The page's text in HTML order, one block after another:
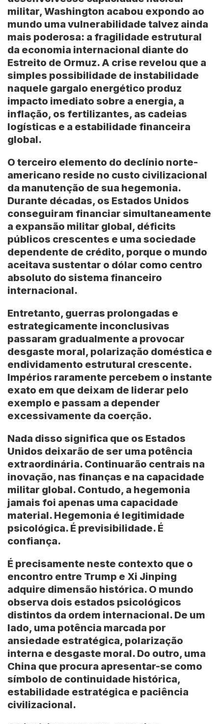
militar, Washington acabou expondo ao
mundo uma vulnerabilidade talvez ainda
mais poderosa: a fragilidade estrutural
da economia internacional diante do
Estreito de Ormuz. A crise revelou que a
simples possibilidade de instabilidade
naquele gargalo energético produz
impacto imediato sobre a energia, a
inflação, os fertilizantes, as cadeias
logísticas e a estabilidade financeira
global.
O terceiro elemento do declínio norte-
americano reside no custo civilizacional
da manutenção de sua hegemonia.
Durante décadas, os Estados Unidos
conseguiram financiar simultaneamente
a expansão militar global, déficits
públicos crescentes e uma sociedade
dependente de crédito, porque o mundo
aceitava sustentar o dólar como centro
absoluto do sistema financeiro
internacional.
Entretanto, guerras prolongadas e
estrategicamente inconclusivas
passaram gradualmente a provocar
desgaste moral, polarização doméstica e
endividamento estrutural crescente.
Impérios raramente percebem o instante
exato em que deixam de liderar pelo
exemplo e passam a depender
excessivamente da coerção.
Nada disso significa que os Estados
Unidos deixarão de ser uma potência
extraordinária. Continuarão centrais na
inovação, nas finanças e na capacidade
militar global. Contudo, a hegemonia
jamais foi apenas uma capacidade
material. Hegemonia é legitimidade
psicológica. É previsibilidade. É
confiança.
É precisamente neste contexto que o
encontro entre Trump e Xi Jinping
adquire dimensão histórica. O mundo
observa dois estados psicológicos
distintos da ordem internacional. De um
lado, uma potência marcada por
ansiedade estratégica, polarização
interna e desgaste moral. Do outro, uma
China que procura apresentar-se como
símbolo de continuidade histórica,
estabilidade estratégica e paciência
civilizacional.